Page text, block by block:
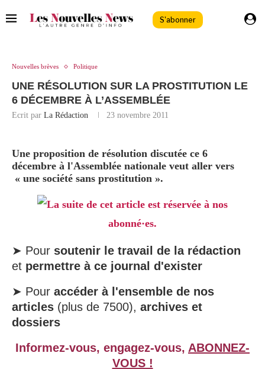
S'abonner
Nouvelles brèves Politique
UNE RÉSOLUTION SUR LA PROSTITUTION LE
6 DÉCEMBRE À L’ASSEMBLÉE
Ecrit par La Rédaction 23 novembre 2011
Une proposition de résolution discutée ce 6
décembre à l'Assemblée nationale veut aller vers
« une société sans prostitution ».
La suite de cet article est réservée à nos
abonné·es.
➤ Pour soutenir le travail de la rédaction
et permettre à ce journal d'exister
➤ Pour accéder à l'ensemble de nos
articles (plus de 7500), archives et
dossiers
Informez-vous, engagez-vous, ABONNEZ-
VOUS !